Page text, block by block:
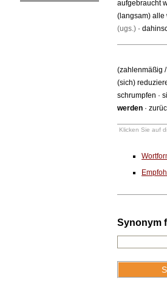
aufgebraucht
(langsam) alle
(ugs.) ·
(zahlenmäßig
(sich)
schrumpfen ·
werden ·
Klicken Sie auf
Synonym